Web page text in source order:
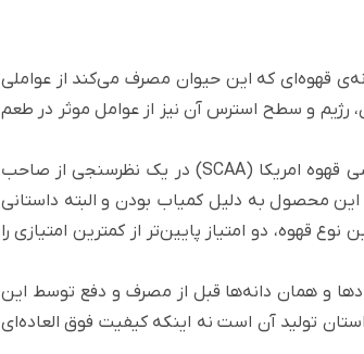
قهوه‌ای که این حیوان مصرف می‌کند از عواملی
و سطح استرس آن نیز از عوامل موثر در طعم
با اینکه این نوع قهوه از گرانترین قهوه‌های دنیاست، اما انجمن تخصصی قهوه امریکا (SCAA) در یک نظرسنجی از صاحب
محصول به دلیل کمیاب بودن و البته داستانی
قهوه، دو امتیاز پایین‌تر از کمترین امتیازی را
و همان دانه‌ها قبل از مصرف و دفع توسط این
تولید آن است نه اینکه کیفیت فوق العاده‌ای